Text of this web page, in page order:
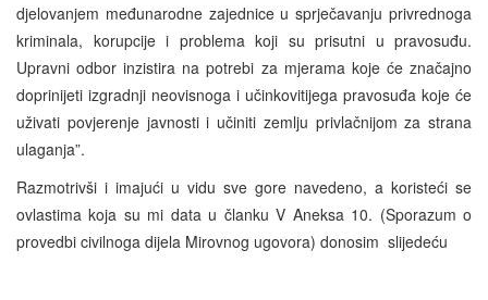
djelovanjem međunarodne zajednice u sprječavanju privrednoga
kriminala, korupcije i problema koji su prisutni u pravosuđu.
Upravni odbor inzistira na potrebi za mjerama koje će značajno
doprinijeti izgradnji neovisnoga i učinkovitijega pravosuđa koje će
uživati povjerenje javnosti i učiniti zemlju privlačnijom za strana
ulaganja”.
Razmotrivši i imajući u vidu sve gore navedeno, a koristeći se
ovlastima koja su mi data u članku V Aneksa 10. (Sporazum o
provedbi civilnoga dijela Mirovnog ugovora) donosim slijedeću